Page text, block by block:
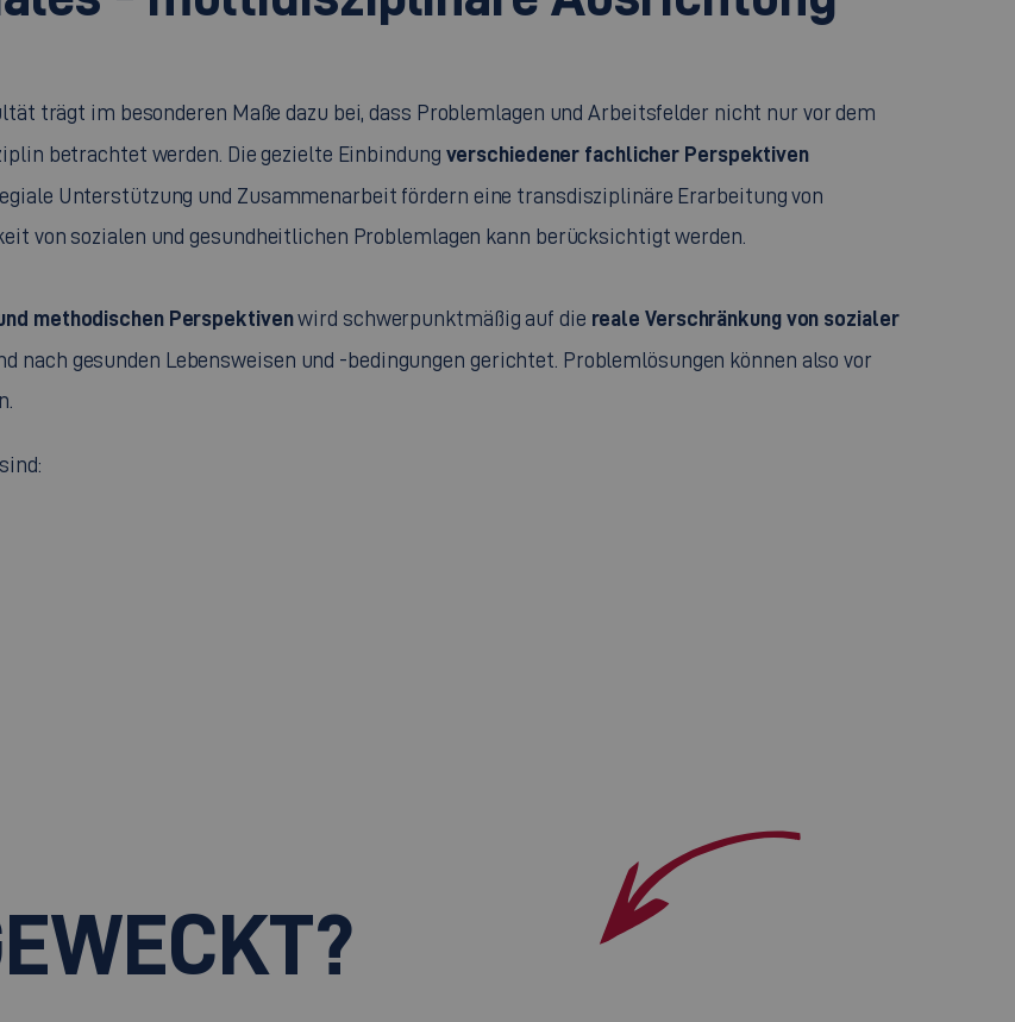
trägt im besonderen Maße dazu bei, dass Problemlagen und Arbeitsfelder nicht nur vor dem
betrachtet werden. Die gezielte Einbindung verschiedener fachlicher Perspektiven
Unterstützung und Zusammenarbeit fördern eine transdisziplinäre Erarbeitung von
von sozialen und gesundheitlichen Problemlagen kann berücksichtigt werden.
methodischen Perspektivenwird schwerpunktmäßig auf die reale Verschränkung von sozialer
nach gesunden Lebensweisen und -bedingungen gerichtet. Problemlösungen können also vor
sind: